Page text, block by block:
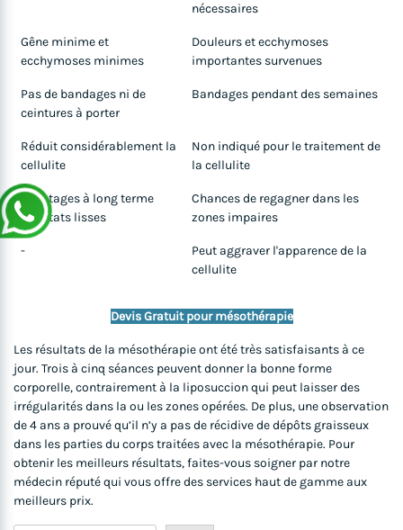
nécessaires
Gêne minime et
ecchymoses minimes
Douleurs et ecchymoses
importantes survenues
Pas de bandages ni de
ceintures à porter
Bandages pendant des semaines
Réduit considérablement la
cellulite
Non indiqué pour le traitement de
la cellulite
Avantages à long terme
résultats lisses
Chances de regagner dans les
zones impaires
-
Peut aggraver l'apparence de la
cellulite
Devis Gratuit pour mésothérapie
Les résultats de la mésothérapie ont été très satisfaisants à ce
jour. Trois à cinq séances peuvent donner la bonne forme
corporelle, contrairement à la liposuccion qui peut laisser des
irrégularités dans la ou les zones opérées. De plus, une observation
de 4 ans a prouvé qu’il n’y a pas de récidive de dépôts graisseux
dans les parties du corps traitées avec la mésothérapie. Pour
obtenir les meilleurs résultats, faites-vous soigner par notre
médecin réputé qui vous offre des services haut de gamme aux
meilleurs prix.